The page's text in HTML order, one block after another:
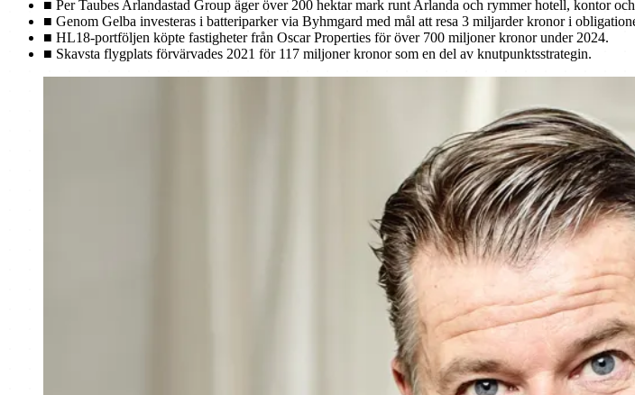
■ Per Taubes Arlandastad Group äger över 200 hektar mark runt Arlanda och rymmer hotell, kontor
■ Genom Gelba investeras i batteriparker via Byhmgard med mål att resa 3 miljarder kronor i
■ HL18-portföljen köpte fastigheter från Oscar Properties för över 700 miljoner kronor under 2024.
■ Skavsta flygplats förvärvades 2021 för 117 miljoner kronor som en del av knutpunktsstrategin.